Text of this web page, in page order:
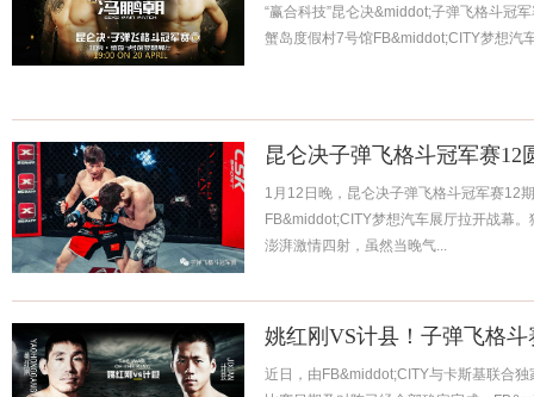
“赢合科技”昆仑决&middot;子弹飞格斗冠
蟹岛度假村7号馆FB&middot;CITY梦想汽
昆仑决子弹飞格斗冠军赛12
1月12日晚，昆仑决子弹飞格斗冠军赛12
FB&middot;CITY梦想汽车展厅拉开战幕
澎湃激情四射，虽然当晚气...
姚红刚VS计县！子弹飞格斗
近日，由FB&middot;CITY与卡斯基联合